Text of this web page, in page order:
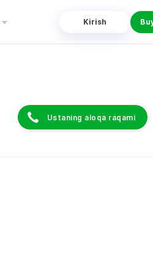
Kirish
Ustaning aloqa raqami